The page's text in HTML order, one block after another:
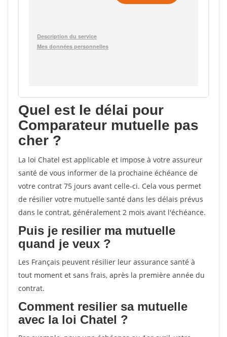
Quel est le délai pour
Comparateur mutuelle pas
cher ?
La loi Chatel est applicable et impose à votre assureur
santé de vous informer de la prochaine échéance de
votre contrat 75 jours avant celle-ci. Cela vous permet
de résilier votre mutuelle santé dans les délais prévus
dans le contrat, généralement 2 mois avant l'échéance.
Puis je resilier ma mutuelle
quand je veux ?
Les Français peuvent résilier leur assurance santé à
tout moment et sans frais, après la première année du
contrat.
Comment resilier sa mutuelle
avec la loi Chatel ?